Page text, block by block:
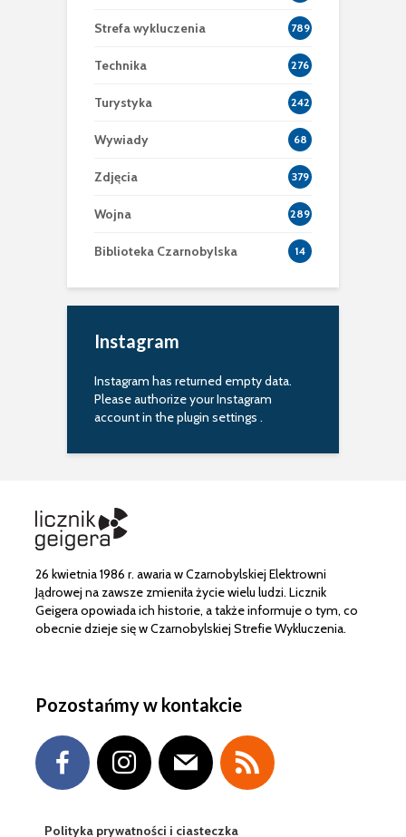
Strefa wykluczenia 789
Technika 276
Turystyka 242
Wywiady 68
Zdjęcia 379
Wojna 289
Biblioteka Czarnobylska 14
Instagram
Instagram has returned empty data.
Please authorize your Instagram
account in theplugin settings .
26 kwietnia 1986 r. awaria w Czarnobylskiej Elektrowni
Jądrowej na zawsze zmieniła życie wielu ludzi. Licznik
Geigera opowiada ich historie, a także informuje o tym, co
obecnie dzieje się w Czarnobylskiej Strefie Wykluczenia.
Pozostańmy w kontakcie
Polityka prywatności i ciasteczka